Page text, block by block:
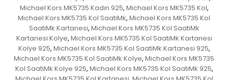
Michael Kors MK5735 Kadın 925, Michael Kors MK5735 Kol,
Michael Kors MK5735 Kol SaatiMk, Michael Kors MK5735 Kol
SaatiMk Kartanesi, Michael Kors MK5735 Kol SaatiMk
Kartanesi Kolye, Michael Kors MK5735 Kol SaatiMk Kartanesi
Kolye 925, Michael Kors MK5735 Kol SaatiMk Kartanesi 925,
Michael Kors MK5735 Kol SaatiMk Kolye, Michael Kors MK5735
Kol SaatiMk Kolye 925, Michael Kors MK5735 Kol SaatiMk 925,